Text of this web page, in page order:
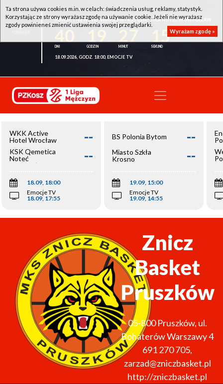
WKK ACTIVE HOTEL WROCŁAW - KSK QEMETICA NOTEĆ INOWROCŁAW
15
18.09.2026, GODZ. 18:00, EMOCJE TV
WKK Active
Hotel Wrocław
--
KSK Qemetica
Noteć
Inowrocław
--
18.09, 18:00
Emocje TV
18.09, 17:55
BS Polonia Bytom --
Miasto Szkła
Krosno
--
19.09, 15:00
Emocje TV
19.09, 14:55
Znicz
Basket
Pruszków
05-800 Pruszków, ul.
Bohaterów Warszawy 4
691 270 705,
zarzad@zniczbasket.pl
http://zniczbasket.pl
Ta strona używa cookies m.in. w celach: świadczenia usług, reklamy, statystyk.
Korzystając ze strony wyrażasz zgodę na używanie cookie. Jeżeli nie wyrażasz
zgody powinieneś zmienić ustawienia swojej przeglądarki.
Wyrażam zgodę »